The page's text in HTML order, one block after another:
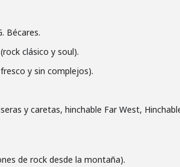
Bécares.
clásico y soul).
y sin complejos).
y caretas, hinchable Far West,
de rock desde la montaña).